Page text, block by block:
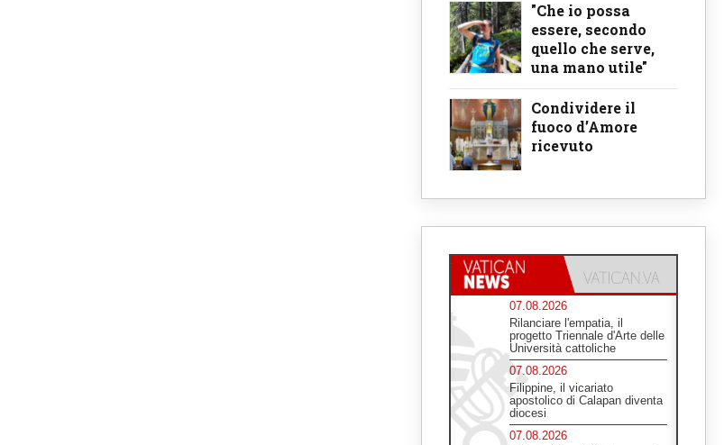
"Che io possa
essere, secondo
quello che serve,
una mano utile"
Condividere il
fuoco d’Amore
ricevuto
07.08.2026
Rilanciare l'empatia, il
progetto Triennale d'Arte delle
Università cattoliche
07.08.2026
Filippine, il vicariato
apostolico di Calapan diventa
diocesi
07.08.2026